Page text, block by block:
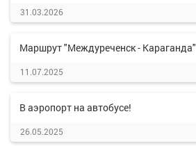
31.03.2026
Маршрут "Междуреченск - Караганда"
11.07.2025
В аэропорт на автобусе!
26.05.2025